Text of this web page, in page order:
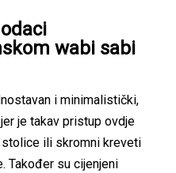
wabi sabi
i minimalistički,
je takav pristup ovdje
ili skromni kreveti
Također su cijenjeni